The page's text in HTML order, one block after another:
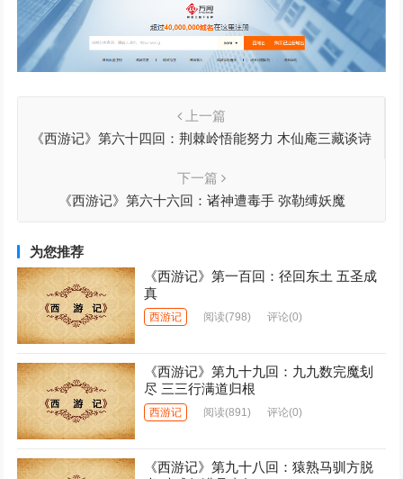
上一篇
《西游记》第六十四回：荆棘岭悟能努力 木仙庵三藏谈诗
下一篇
《西游记》第六十六回：诸神遭毒手 弥勒缚妖魔
为您推荐
《西游记》第一百回：径回东土 五圣成
真
西游记 阅读(798) 评论(0)
《西游记》第九十九回：九九数完魔刬
尽 三三行满道归根
西游记 阅读(891) 评论(0)
《西游记》第九十八回：猿熟马驯方脱